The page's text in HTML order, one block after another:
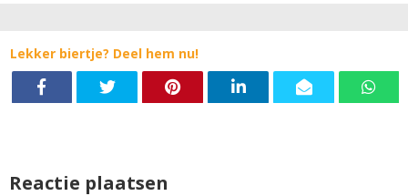
Lekker biertje? Deel hem nu!
Reactie plaatsen